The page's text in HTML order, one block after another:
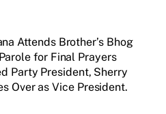
Attends Brother’s Bhog
for Final Prayers
Party President, Sherry
Over as Vice President.